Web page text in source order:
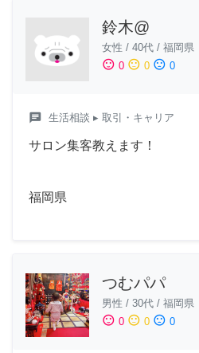
鈴木@
女性 / 40代 / 福岡県
sentiment_satisfied 0 sentiment_neutral 0 sentiment_dissatisfied 0
chat 生活相談 ▸ 取引・キャリア
サロン集客教えます！
福岡県
つむパパ
男性 / 30代 / 福岡県
sentiment_satisfied 0 sentiment_neutral 0 sentiment_dissatisfied 0